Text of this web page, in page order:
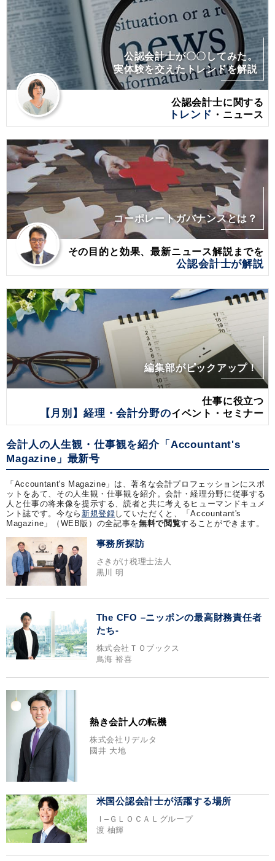
公認会計士が〇〇してみた。
実体験を交えたトレンドを解説
公認会計士に関する
トレンド ・ニュース
コーポレートガバナンスとは？
その目的と効果、最新ニュース解説までを
公認会計士が解説
編集部がピックアップ！
仕事に役立つ
【月別】経理・会計分野のイベント・セミナー
会計人の人生観・仕事観を紹介「Accountant's
Magazine」最新号
「Accountant's Magazine」は、著名な会計プロフェッションにスポ
ットをあて、その人生観・仕事観を紹介。会計・経理分野に従事する
人と仕事の将来像を提示する、読者と共に考えるヒューマンドキュメ
ント誌です。今なら 新規登録していただくと、「Accountant's
Magazine」（WEB版）の全記事を無料で閲覧することができます。
事務所探訪
さきがけ税理士法人
黒川 明
The CFO –ニッポンの最高財務責任者
たち-
株式会社ＴＯブックス
鳥海 裕喜
熱き会計人の転機
株式会社リデルタ
國井 大地
米国公認会計士が活躍する場所
Ｉ‒ＧＬＯＣＡＬグループ
渡 柚輝